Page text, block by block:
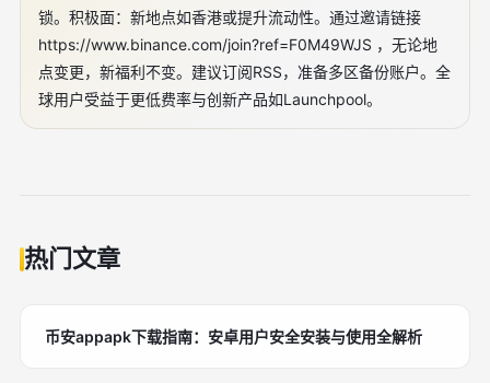
锁。积极面：新地点如香港或提升流动性。通过邀请链接
https://www.binance.com/join?ref=F0M49WJS ，无论地
点变更，新福利不变。建议订阅RSS，准备多区备份账户。全
球用户受益于更低费率与创新产品如Launchpool。
热门文章
币安appapk下载指南：安卓用户安全安装与使用全解析